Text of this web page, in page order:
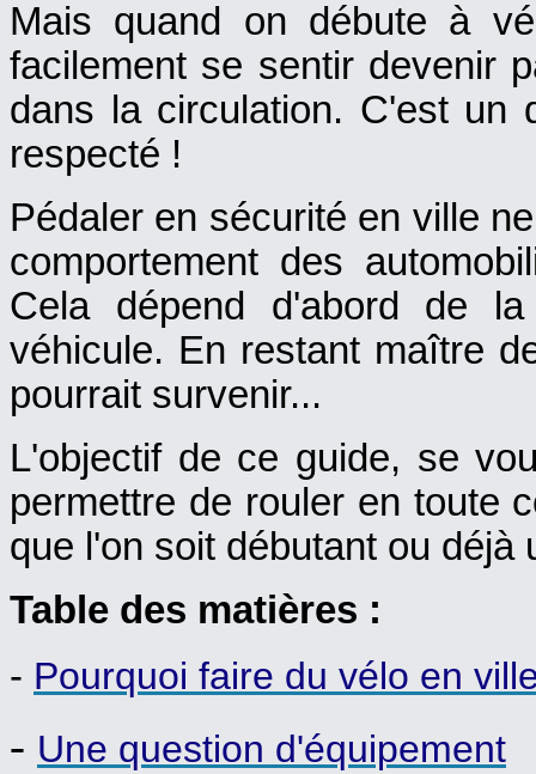
Mais quand on débute à
facilement se sentir devenir
dans la circulation. C'est un
respecté !
Pédaler en sécurité en ville
comportement des
Cela dépend d'abord de
véhicule. En restant maître
pourrait survenir...
L'objectif de ce guide, se
permettre de rouler en toute
que l'on soit débutant ou déjà
Table des matières :
- Pourquoi faire du vélo en
- Une question d'équipement